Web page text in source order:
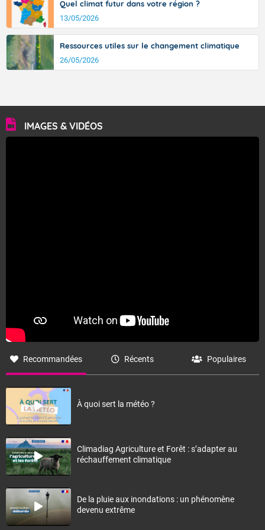
Quel climat futur dans votre région ?
13/05/2026
Ressources utiles sur le changement climatique
26/05/2026
IMAGES & VIDÉOS
Recommandées Récents Populaires
À quoi sert la météo ?
Climadiag Agriculture et Forêt : s’adapter au
réchauffement climatique
De la pluie aux inondations : un phénomène
devenu extrême